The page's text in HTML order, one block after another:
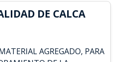
DE CALCA
AGREGADO, PARA